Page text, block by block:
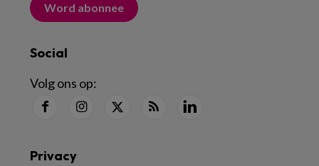
Word abonnee
Social
Volg ons op:
Privacy